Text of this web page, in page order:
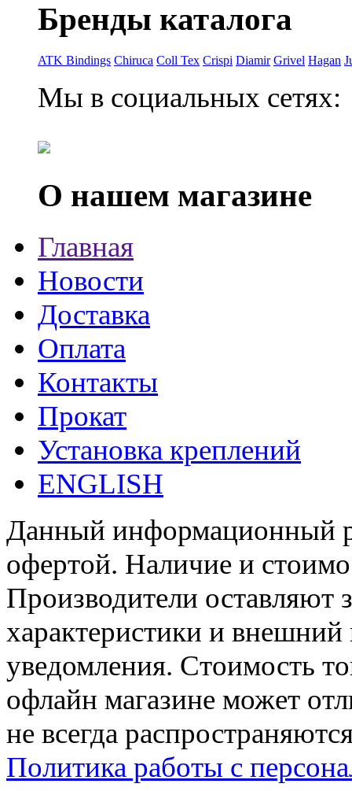
Бренды каталога
ATK Bindings Chiruca Coll Tex Crispi Diamir Grivel Hagan
Мы в социальных сетях:
О нашем магазине
Главная
Новости
Доставка
Оплата
Контакты
Прокат
Установка креплений
ENGLISH
Данный информационный
офертой. Наличие и
Производители оставляют
характеристики и внешний
уведомления. Стоимость
офлайн магазине может
не всегда
Политика работы с